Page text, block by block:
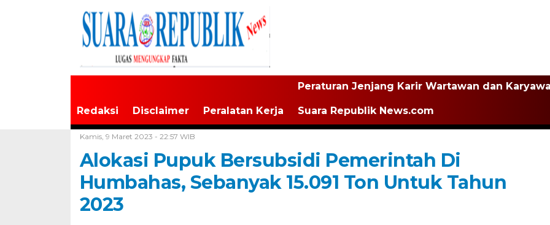
Redaksi Disclaimer Peralatan Kerja
Peraturan Jenjang Karir Wartawan dan
Suara Republik News.com
Kamis, 9 Maret 2023 - 22:57 WIB
Alokasi Pupuk Bersubsidi Pemerintah Di
Humbahas, Sebanyak 15.091 Ton Untuk Tahun
2023